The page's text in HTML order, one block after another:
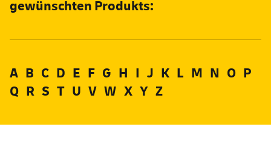
gewünschten Produkts:
A B C D E F G H I J K L M N O P
Q R S T U V W X Y Z